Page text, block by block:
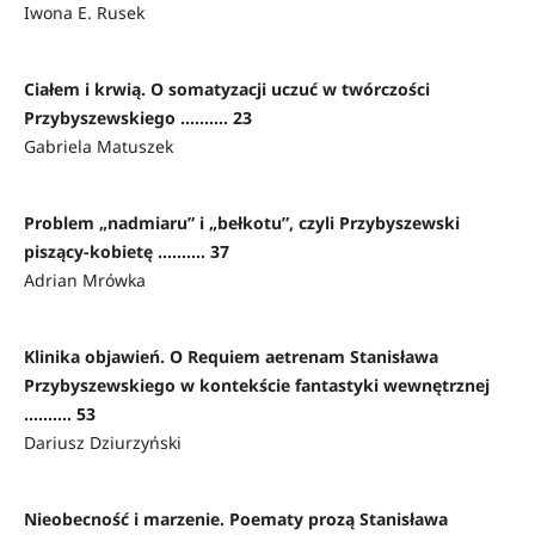
Iwona E. Rusek
Ciałem i krwią. O somatyzacji uczuć w twórczości
Przybyszewskiego .......... 23
Gabriela Matuszek
Problem „nadmiaru” i „bełkotu”, czyli Przybyszewski
piszący-kobietę .......... 37
Adrian Mrówka
Klinika objawień. O Requiem aetrenam Stanisława
Przybyszewskiego w kontekście fantastyki wewnętrznej
.......... 53
Dariusz Dziurzyński
Nieobecność i marzenie. Poematy prozą Stanisława